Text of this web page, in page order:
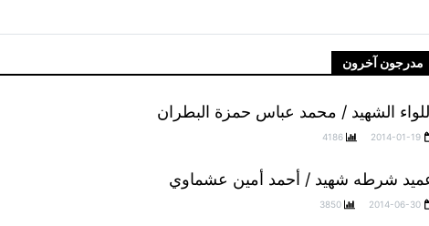
مدرجون آخرون
الشهيد / محمد عباس حمزة البطران
2014-01-19
4186
شرطه شهيد / أحمد أمين عشماوي
2014-06-30
3850